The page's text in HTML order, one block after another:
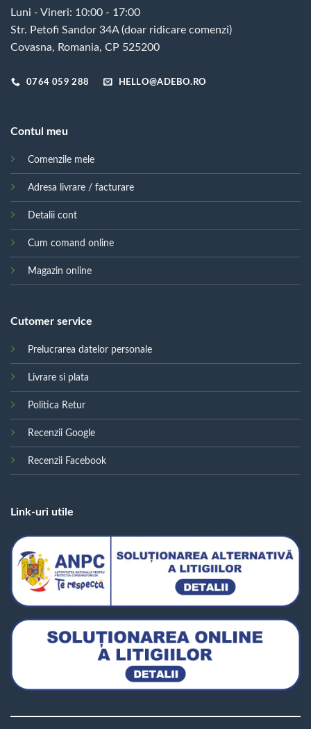
Luni - Vineri: 10:00 - 17:00
Str. Petofi Sandor 34A (doar ridicare comenzi)
Covasna, Romania, CP 525200
0764 059 288 HELLO@ADEBO.RO
Contul meu
Comenzile mele
Adresa livrare / facturare
Detalii cont
Cum comand online
Magazin online
Cutomer service
Prelucrarea datelor personale
Livrare si plata
Politica Retur
Recenzii Google
Recenzii Facebook
Link-uri utile